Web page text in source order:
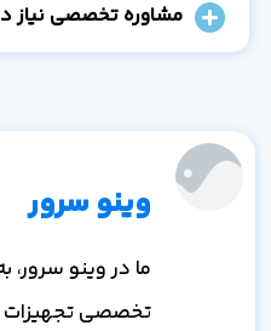
مشاوره تخصصی نیاز
وینو سرور
ما در وینو سرور،
تخصصی تجهیزات